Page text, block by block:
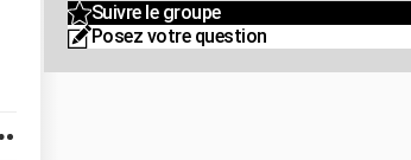
Suivre le groupe
Posez votre question